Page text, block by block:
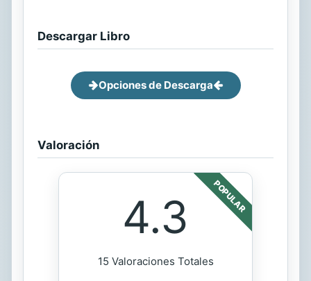
Descargar Libro
Opciones de Descarga
Valoración
POPULAR
4.3
15 Valoraciones Totales